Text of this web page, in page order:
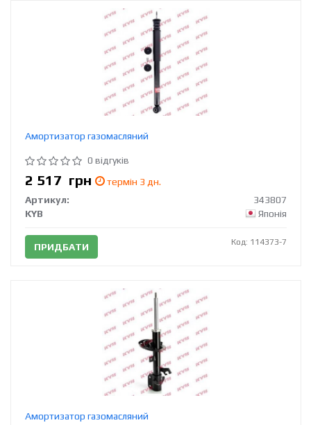
Амортизатор газомасляний
0 відгуків
2 517 грн
термін 3 дн.
Артикул:
343807
KYB
Японія
ПРИДБАТИ Код: 114373-7
Амортизатор газомасляний